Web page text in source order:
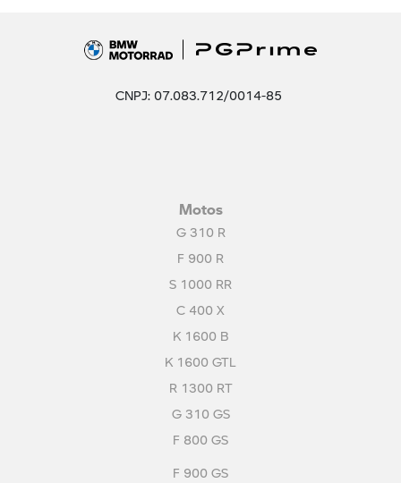
CNPJ: 07.083.712/0014-85
Motos
G 310 R
F 900 R
S 1000 RR
C 400 X
K 1600 B
K 1600 GTL
R 1300 RT
G 310 GS
F 800 GS
F 900 GS